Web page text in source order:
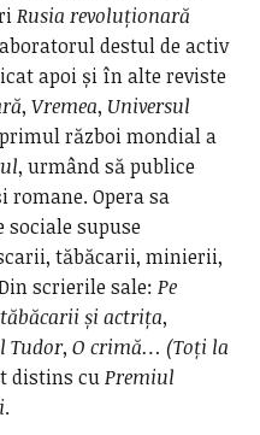
Rusia revoluționară
destul de activ
apoi și în alte reviste
, Vremea, Universul
război mondial a
, urmând să publice
romane. Opera sa
supuse
tăbăcarii, minierii,
scrierile sale: Pe
și actrița,
Tudor, O crimă… (Toți la
distins cuPremiul
.